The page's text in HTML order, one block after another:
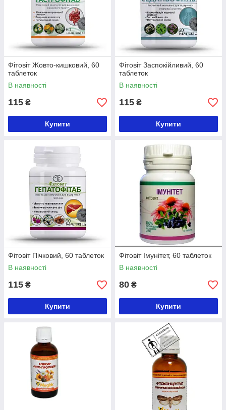
Фітовіт Жовто-кишковий, 60
таблеток
В наявності
115 ₴
Купити
Фітовіт Заспокійливий, 60
таблеток
В наявності
115 ₴
Купити
Фітовіт Пічковий, 60 таблеток
В наявності
115 ₴
Купити
Фітовіт Імунітет, 60 таблеток
В наявності
80 ₴
Купити